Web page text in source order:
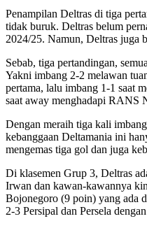
Penampilan Deltras di tiga
tidak buruk. Deltras belum
2024/25. Namun, Deltras juga
Sebab, tiga pertandingan,
Yakni imbang 2-2 melawan
pertama, lalu imbang 1-1 saat
saat away menghadapi RANS
Dengan meraih tiga kali
kebanggaan Deltamania ini
mengemas tiga gol dan juga
Di klasemen Grup 3, Deltras
Irwan dan kawan-kawannya
Bojonegoro (9 poin) yang ada
2-3 Persipal dan Persela